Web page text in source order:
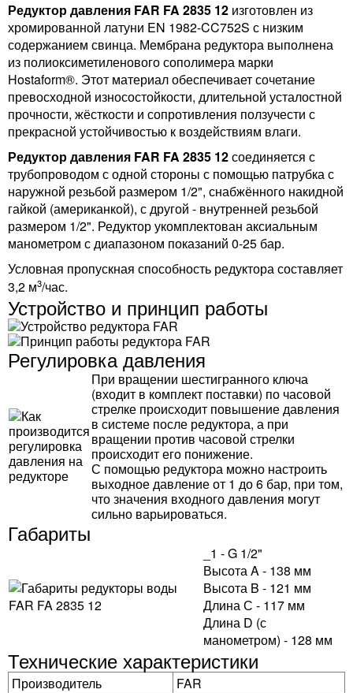
Редуктор давления FAR FA 2835 12 изготовлен из
хромированной латуни EN 1982-CC752S с низким
содержанием свинца. Мембрана редуктора выполнена
из полиоксиметиленового сополимера марки
Hostaform®. Этот материал обеспечивает сочетание
превосходной износостойкости, длительной усталостной
прочности, жёсткости и сопротивления ползучести с
прекрасной устойчивостью к воздействиям влаги.
Редуктор давления FAR FA 2835 12соединяется с
трубопроводом с одной стороны с помощью патрубка с
наружной резьбой размером 1/2", снабжённого накидной
гайкой (американкой), с другой - внутренней резьбой
размером 1/2". Редуктор укомплектован аксиальным
манометром с диапазоном показаний 0-25 бар.
Условная пропускная способность редуктора составляет
3,2 м3/час.
Устройство и принцип работы
Регулировка давления
При вращении шестигранного ключа
(входит в комплект поставки) по часовой
стрелке происходит повышение давления
в системе после редуктора, а при
вращении против часовой стрелки
происходит его понижение.
С помощью редуктора можно настроить
выходное давление от 1 до 6 бар, при том,
что значения входного давления могут
сильно варьироваться.
Габариты
_1 - G 1/2"
Высота A - 138 мм
Высота B - 121 мм
Длина С - 117 мм
Длина D (с
манометром) - 128 мм
Технические характеристики
Производитель
FAR